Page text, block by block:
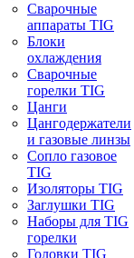
Сварочные
аппараты TIG
Блоки
охлаждения
Сварочные
горелки TIG
Цанги
Цангодержатели
и газовые линзы
Сопло газовое
TIG
Изоляторы TIG
Заглушки TIG
Наборы для TIG
горелки
Головки TIG